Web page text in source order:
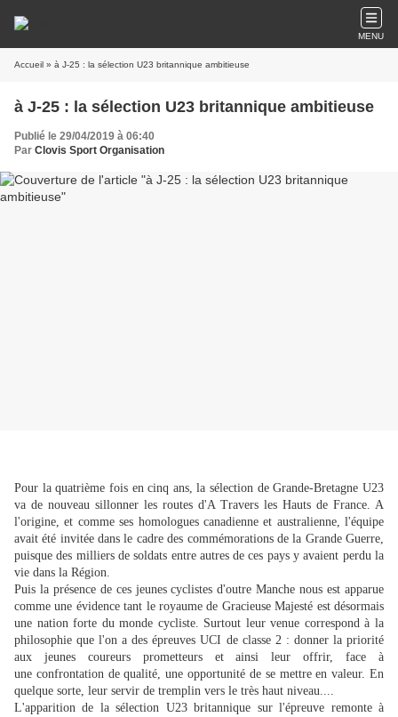
MENU
Accueil » à J-25 : la sélection U23 britannique ambitieuse
à J-25 : la sélection U23 britannique ambitieuse
Publié le 29/04/2019 à 06:40
Par Clovis Sport Organisation
Pour la quatrième fois en cinq ans, la sélection de Grande-Bretagne U23
va de nouveau sillonner les routes d'A Travers les Hauts de France. A
l'origine, et comme ses homologues canadienne et australienne, l'équipe
avait été invitée dans le cadre des commémorations de la Grande Guerre,
puisque des milliers de soldats entre autres de ces pays y avaient perdu la
vie dans la Région.
Puis la présence de ces jeunes cyclistes d'outre Manche nous est apparue
comme une évidence tant le royaume de Gracieuse Majesté est désormais
une nation forte du monde cycliste. Surtout leur venue correspond à la
philosophie que l'on a des épreuves UCI de classe 2 : donner la priorité
aux jeunes coureurs prometteurs et ainsi leur offrir, face à
une confrontation de qualité, une opportunité de se mettre en valeur. En
quelque sorte, leur servir de tremplin vers le très haut niveau....
L'apparition de la sélection U23 britannique sur l'épreuve remonte à